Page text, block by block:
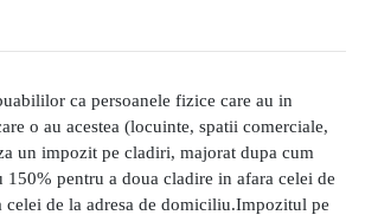
ca persoanele fizice care au in
o au acestea (locuinte, spatii comerciale,
un impozit pe cladiri, majorat dupa cum
150% pentru a doua cladire in afara celei de
de la adresa de domiciliu.Impozitul pe